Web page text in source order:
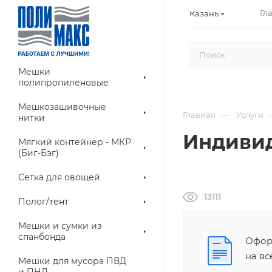
Казань
Мешки
полипропиленовые
Мешкозашивочные
нитки
Мягкий контейнер - МКР
(Биг-Бэг)
Сетка для овощей
Полог/тент
Мешки и сумки из
спанбонда
Мешки для мусора ПВД
Главная — Услуги
13111
на